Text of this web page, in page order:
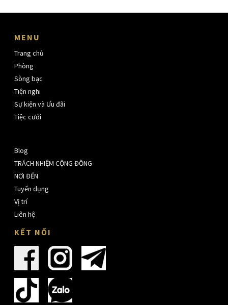
MENU
Trang chủ
Phòng
Sòng bạc
Tiện nghi
Sự kiện và Ưu đãi
Tiệc cưới
Blog
TRÁCH NHIỆM CỘNG ĐỒNG
NƠI ĐẾN
Tuyển dụng
Vị trí
Liên hệ
KẾT NỐI